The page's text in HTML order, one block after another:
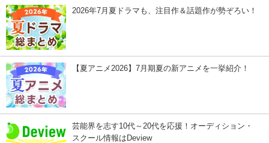
2026年7月夏ドラマも、注目作＆話題作が勢ぞろい！
【夏アニメ2026】7月期夏の新アニメを一挙紹介！
芸能界を志す10代～20代を応援！オーディション・
スクール情報はDeview